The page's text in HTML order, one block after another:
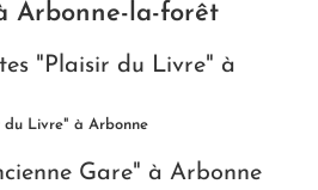
Arbonne-la-forêt
du Livre" à Arbonne